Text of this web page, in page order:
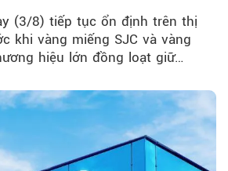
(3/8) tiếp tục ổn định trên thị
khi vàng miếng SJC và vàng
hiệu lớn đồng loạt giữ